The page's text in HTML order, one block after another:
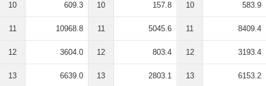
10 609.3
11 10968.8
12 3604.0
13 6639.0
10 157.8
11 5045.6
12 803.4
13 2803.1
10 583.9
11 8409.4
12 3193.4
13 6153.2